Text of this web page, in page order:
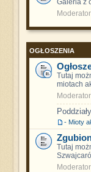
OGŁOSZENIA
Tutaj
miotach
- Mioty
Tutaj